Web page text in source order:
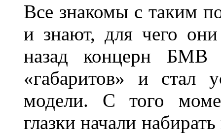
Все знакомы с таким
и знают, для чего
назад концерн БМВ
«габаритов» и стал
модели. С того
глазки начали